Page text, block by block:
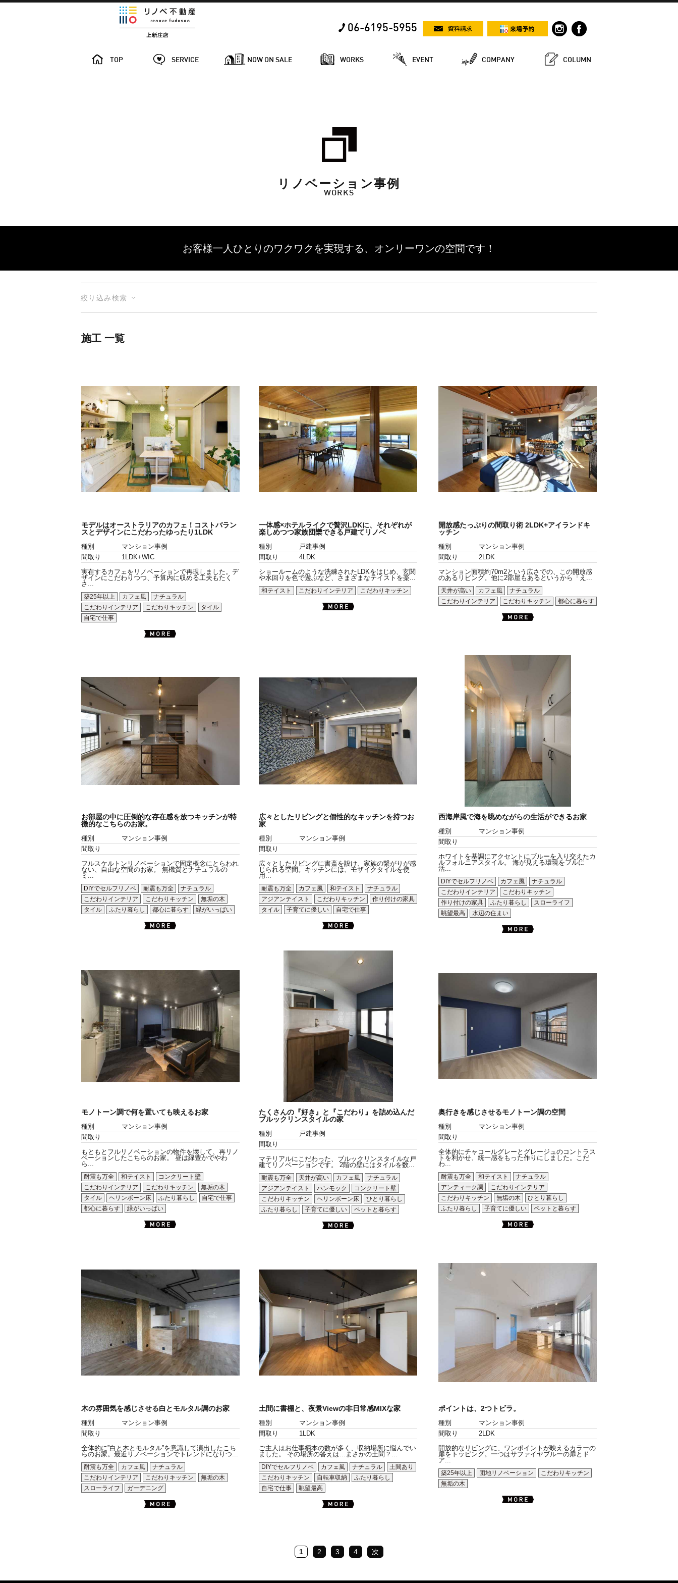
06-6195-5955
TOP SERVICE NOW ON SALE WORKS EVENT COMPANY COLUMN
リノベーション事例
WORKS
お客様一人ひとりのワクワクを実現する、 オンリーワンの空間です！
絞り込み検索
施工 一覧
モデルはオーストラリアのカフェ！コストバラン
スとデザインにこだわったゆったり1LDK
種別
マンション事例
間取り
1LDK+WIC
実在するカフェをリノベーションで再現しました。デ
ザインにこだわりつつ、予算内に収める工夫もたく
さ...
築25年以上
カフェ風
ナチュラル
こだわりインテリア
こだわりキッチン
タイル
自宅で仕事
一体感×ホテルライクで贅沢LDKに、それぞれが
楽しめつつ家族団欒できる戸建てリノベ
種別
戸建事例
間取り
4LDK
ショールームのような洗練されたLDKをはじめ、玄関
や水回りを色で遊ぶなど、さまざまなテイストを楽...
和テイスト
こだわりインテリア こだわりキッチン
開放感たっぷりの間取り術 2LDK+アイランドキ
ッチン
種別
マンション事例
間取り
2LDK
マンション面積約70m2という広さでの、この開放感
のあるリビング。他に2部屋もあるというから「え...
天井が高い
カフェ風
ナチュラル
こだわりインテリア
こだわりキッチン 都心に暮らす
お部屋の中に圧倒的な存在感を放つキッチンが特
徴的なこちらのお家。
種別
マンション事例
間取り
フルスケルトンリノベーションで固定概念にとらわれ
ない、自由な空間のお家。 無機質とナチュラルの
ミ...
DIYでセルフリノベ
耐震も万全
ナチュラル
こだわりインテリア
こだわりキッチン
無垢の木
タイル
ふたり暮らし 都心に暮らす 緑がいっぱい
広々としたリビングと個性的なキッチンを持つお
家
種別
マンション事例
間取り
広々としたリビングに書斎を設け、家族の繋がりが感
じられる空間。キッチンには、モザイクタイルを使
用...
耐震も万全
カフェ風 和テイスト
ナチュラル
アジアンテイスト
こだわりキッチン
作り付けの家具
タイル
子育てに優しい 自宅で仕事
西海岸風で海を眺めながらの生活ができるお家
種別
マンション事例
間取り
ホワイトを基調にアクセントにブルーを入り交えたカ
ルフォルニアスタイル。 海が見える環境をフルに
活...
DIYでセルフリノベ
カフェ風
ナチュラル
こだわりインテリア
こだわりキッチン
作り付けの家具
ふたり暮らし
スローライフ
眺望最高
水辺の住まい
モノトーン調で何を置いても映えるお家
種別
マンション事例
間取り
もともとフルリノベーションの物件を壊して、再リノ
ベーションしたこちらのお家。 昼は緑豊かでやわ
ら...
耐震も万全
和テイスト
コンクリート壁
こだわりインテリア
こだわりキッチン
無垢の木
タイル
ヘリンボーン床 ふたり暮らし
自宅で仕事
都心に暮らす
緑がいっぱい
たくさんの『好き』と『こだわり』を詰め込んだ
ブルックリンスタイルの家
種別
戸建事例
間取り
マテリアルにこだわった、ブルックリンスタイルな戸
建てリノベーションです。 2階の壁にはタイルを数...
耐震も万全
天井が高い カフェ風
ナチュラル
アジアンテイスト
ハンモック
コンクリート壁
こだわりキッチン
ヘリンボーン床
ひとり暮らし
ふたり暮らし
子育てに優しい ペットと暮らす
奥行きを感じさせるモノトーン調の空間
種別
マンション事例
間取り
全体的にチャコールグレーとグレージュのコントラス
トを利かせ、統一感をもった作りにしました。こだ
わ...
耐震も万全
和テイスト
ナチュラル
アンティーク調
こだわりインテリア
こだわりキッチン
無垢の木
ひとり暮らし
ふたり暮らし
子育てに優しい ペットと暮らす
木の雰囲気を感じさせる白とモルタル調のお家
種別
マンション事例
間取り
全体的に”白と木とモルタル”を意識して演出したこち
らのお家。最近リノベーションでトレンドになりつ...
耐震も万全
カフェ風
ナチュラル
こだわりインテリア
こだわりキッチン
無垢の木
スローライフ
ガーデニング
土間に書棚と、夜景Viewの非日常感MIXな家
種別
マンション事例
間取り
1LDK
ご主人はお仕事柄本の数が多く、収納場所に悩んでい
ました。 その場所の答えは...まさかの土間？...
DIYでセルフリノベ
カフェ風 ナチュラル
土間あり
こだわりキッチン
自転車収納
ふたり暮らし
自宅で仕事
眺望最高
ポイントは、2つトビラ。
種別
マンション事例
間取り
2LDK
開放的なリビングに、ワンポイントが映えるカラーの
扉をトッピング。一つはサファイヤブルーの扉とド
ア...
築25年以上
団地リノベーション
こだわりキッチン
無垢の木
1 2 3 4 次